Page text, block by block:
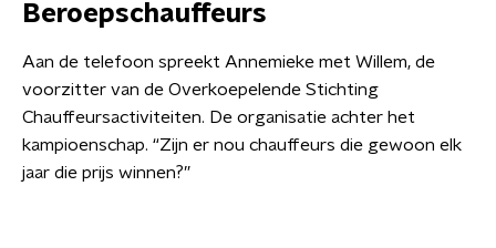
Beroepschauffeurs
Aan de telefoon spreekt Annemieke met Willem, de
voorzitter van de Overkoepelende Stichting
Chauffeursactiviteiten. De organisatie achter het
kampioenschap. “Zijn er nou chauffeurs die gewoon elk
jaar die prijs winnen?”